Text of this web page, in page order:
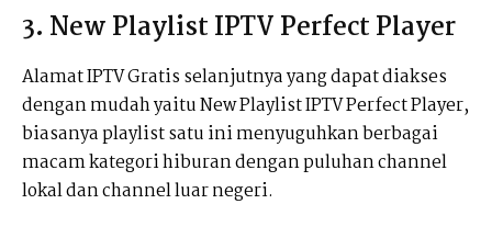
3. New Playlist IPTV Perfect Player
Alamat IPTV Gratis selanjutnya yang dapat diakses
dengan mudah yaitu New Playlist IPTV Perfect Player,
biasanya playlist satu ini menyuguhkan berbagai
macam kategori hiburan dengan puluhan channel
lokal dan channel luar negeri.